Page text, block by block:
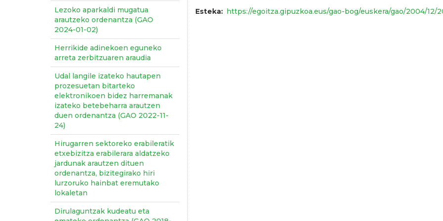
Lezoko aparkaldi mugatua
arautzeko ordenantza (GAO
2024-01-02)
Herrikide adinekoen eguneko
arreta zerbitzuaren araudia
Udal langile izateko hautapen
prozesuetan bitarteko
elektronikoen bidez harremanak
izateko betebeharra arautzen
duen ordenantza (GAO 2022-11-
24)
Hirugarren sektoreko erabileratik
etxebizitza erabilerara aldatzeko
jardunak arautzen dituen
ordenantza, bizitegirako hiri
lurzoruko hainbat eremutako
lokaletan
Dirulaguntzak kudeatu eta
Esteka https://egoitza.gipuzkoa.eus/gao-bog/euskera/gao/2004/12/